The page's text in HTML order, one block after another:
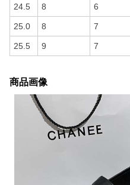
24.5 8 6
25.0 8 7
25.5 9 7
商品画像